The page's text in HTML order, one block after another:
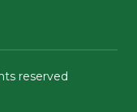
reserved